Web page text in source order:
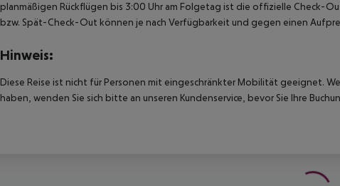
planmäßigen Rückflügen bis 3:00 Uhr am Folgetag ist die offizielle Check-
bzw. Spät-Check-Out können je nach Verfügbarkeit und gegen einen
Hinweis:
Diese Reise ist nicht für Personen mit eingeschränkter Mobilität geeignet.
haben, wenden Sie sich bitte an unseren Kundenservice, bevor Sie Ihre